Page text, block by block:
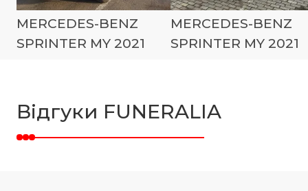
MERCEDES-BENZ
SPRINTER MY 2021
MERCEDES-BENZ
SPRINTER MY 2021
Відгуки FUNERALIA